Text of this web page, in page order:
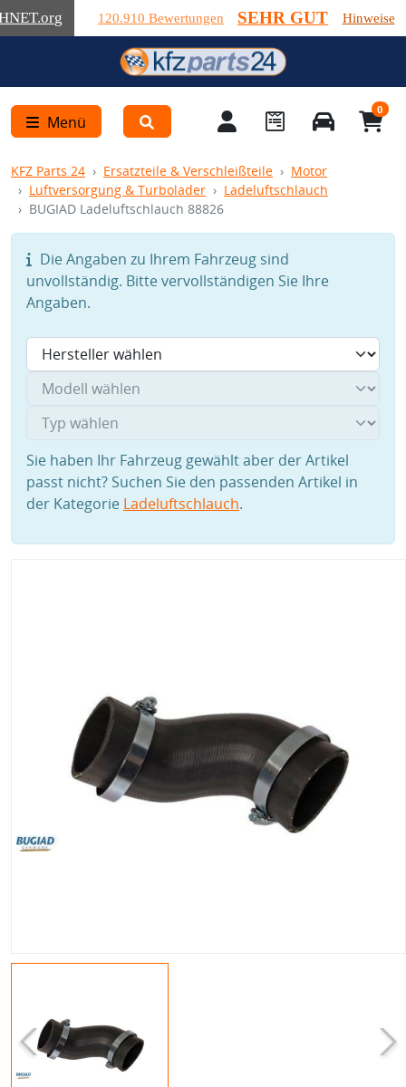
.org 120.910 Bewertungen SEHR GUT Hinweise
Menü
0
KFZ Parts 24 Ersatzteile & Verschleißteile
Motor
Luftversorgung & Turbolader
Ladeluftschlauch
BUGIAD Ladeluftschlauch 88826
Die Angaben zu Ihrem Fahrzeug sind
unvollständig. Bitte vervollständigen Sie Ihre
Angaben.
Sie haben Ihr Fahrzeug gewählt aber der Artikel
passt nicht? Suchen Sie den passenden Artikel in
der Kategorie Ladeluftschlauch.